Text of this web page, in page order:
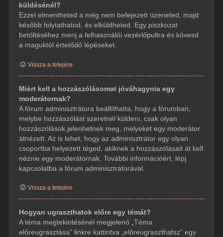
küldésénél?
Ezzel elmentheted a még nem befejezett üzeneted, majd
később folytathatod, és elküldheted. Egy piszkozat
betöltéséhez menj a felhasználói vezérlőpultra és kövesd
a maguktól értetődő lépéseket.
Vissza a tetejére
Miért kell a hozzászólásomat jóváhagynia egy
moderátornak?
A fórum adminisztrátora beállíthatta, hogy a fórumban,
melybe hozzászólást szeretnél küldeni, csak olyan
hozzászólások jelenhetnek meg, melyeket egy moderátor
átnézett. Az is lehet, hogy az adminisztrátor egy olyan
csoportba helyezett téged, akiknek a hozzászólásait át kell
néznie egy moderátornak. További információért, lépj
kapcsolatba a fórum adminisztrátorával.
Vissza a tetejére
Hogyan ugraszthatok előre egy témát?
A téma megtekintésénél megjelenő „Téma
előreugrasztása” linkre kattintva „előreugraszthatsz” egy